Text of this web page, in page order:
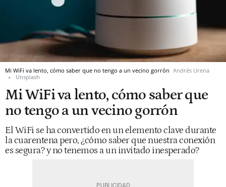
Mi WiFi va lento, cómo saber que no tengo a un vecino gorrón Andrés Urena
Unsplash
Mi WiFi va lento, cómo saber que
no tengo a un vecino gorrón
El WiFi se ha convertido en un elemento clave durante
la cuarentena pero, ¿cómo saber que nuestra conexión
es segura? y no tenemos a un invitado inesperado?